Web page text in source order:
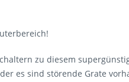
zu diesem
es sind störende Grate